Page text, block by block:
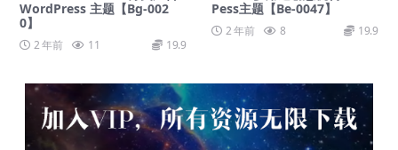
WordPress 主题【Bg-002
0】
2 年前 11 19.9
Pess主题【Be-0047】
2 年前 8 19.9